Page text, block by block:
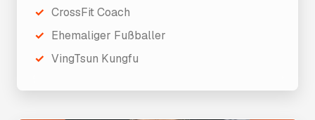
CrossFit Coach
Ehemaliger Fußballer
VingTsun Kungfu